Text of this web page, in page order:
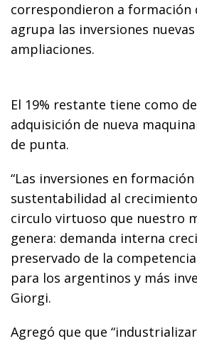
correspondieron a formación
agrupa las inversiones
ampliaciones.
El 19% restante tiene como
adquisición de nueva
de punta.
“Las inversiones en
sustentabilidad al
circulo virtuoso que nuestro
genera: demanda interna
preservado de la
para los argentinos y más
Giorgi.
Agregó que que